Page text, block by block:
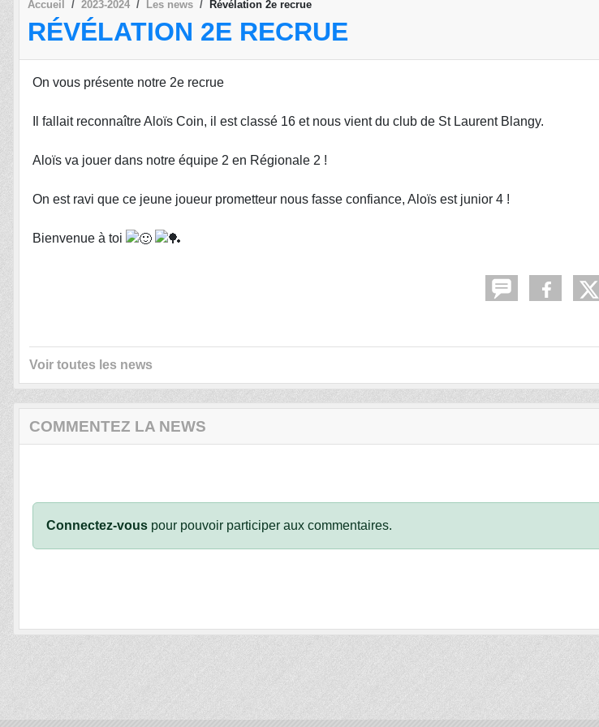
Accueil 2023-2024 Les news Révélation 2e recrue
RÉVÉLATION 2E RECRUE
On vous présente notre 2e recrue
Il fallait reconnaître Aloïs Coin, il est classé 16 et nous vient du club de St Laurent Blangy.
Aloïs va jouer dans notre équipe 2 en Régionale 2 !
On est ravi que ce jeune joueur prometteur nous fasse confiance, Aloïs est junior 4 !
Bienvenue à toi
Voir toutes les news
COMMENTEZ LA NEWS
Connectez-vous pour pouvoir participer aux commentaires.